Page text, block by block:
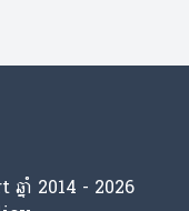
នាំ 2014 - 2026